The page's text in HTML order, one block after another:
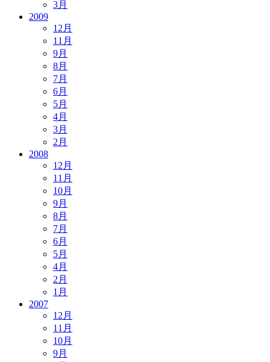
3月
2009
12月
11月
9月
8月
7月
6月
5月
4月
3月
2月
2008
12月
11月
10月
9月
8月
7月
6月
5月
4月
2月
1月
2007
12月
11月
10月
9月